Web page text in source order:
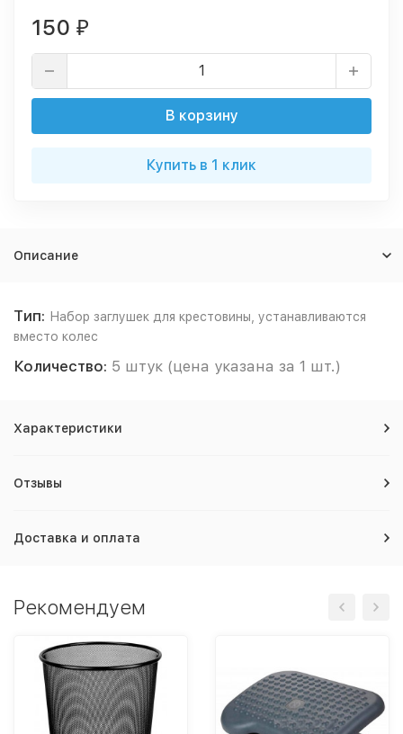
150 ₽
В корзину
Купить в 1 клик
Описание
Тип: Набор заглушек для крестовины, устанавливаются
вместо колес
Количество: 5 штук (цена указана за 1 шт.)
Характеристики
Отзывы
Доставка и оплата
Рекомендуем